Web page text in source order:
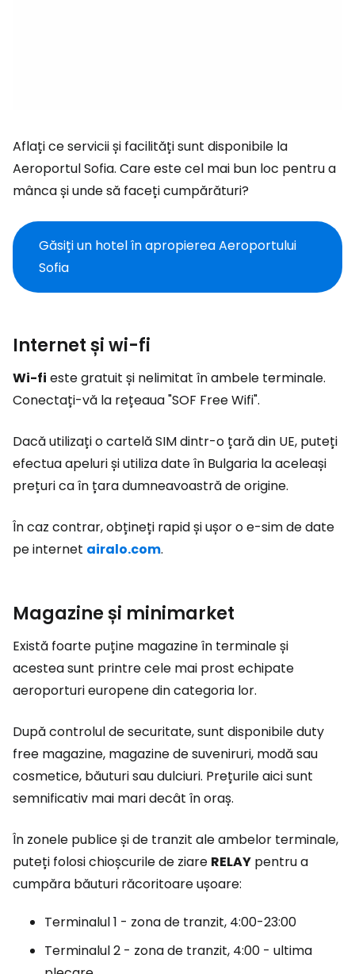
Aflați ce servicii și facilități sunt disponibile la
Aeroportul Sofia. Care este cel mai bun loc pentru a
mânca și unde să faceți cumpărături?
Găsiți un hotel în apropierea Aeroportului
Sofia
Internet și wi-fi
Wi-fi este gratuit și nelimitat în ambele terminale.
Conectați-vă la rețeaua "SOF Free Wifi".
Dacă utilizați o cartelă SIM dintr-o țară din UE, puteți
efectua apeluri și utiliza date în Bulgaria la aceleași
prețuri ca în țara dumneavoastră de origine.
În caz contrar, obțineți rapid și ușor o e-sim de date
pe internet airalo.com.
Magazine și minimarket
Există foarte puține magazine în terminale și
acestea sunt printre cele mai prost echipate
aeroporturi europene din categoria lor.
După controlul de securitate, sunt disponibileduty
free magazine, magazine de suveniruri, modă sau
cosmetice, băuturi sau dulciuri. Prețurile aici sunt
semnificativ mai mari decât în oraș.
În zonele publice și de tranzit ale ambelor terminale,
puteți folosi chioșcurile de ziare RELAY pentru a
cumpăra băuturi răcoritoare ușoare:
Terminalul 1 - zona de tranzit, 4:00-23:00
Terminalul 2 - zona de tranzit, 4:00 - ultima